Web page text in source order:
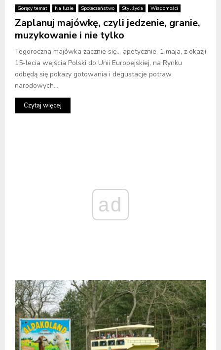
Gorący temat Na luzie Społeczeństwo Styl życia Wiadomości
Zaplanuj majówkę, czyli jedzenie, granie,
muzykowanie i nie tylko
Tegoroczna majówka zacznie się… apetycznie. 1 maja, z okazji
15-lecia wejścia Polski do Unii Europejskiej, na Rynku
odbędą się pokazy gotowania i degustacje potraw
narodowych...
Czytaj więcej
ad